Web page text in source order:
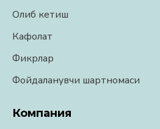
Олиб кетиш
Кафолат
Фикрлар
Фойдаланувчи шартномаси
Компания